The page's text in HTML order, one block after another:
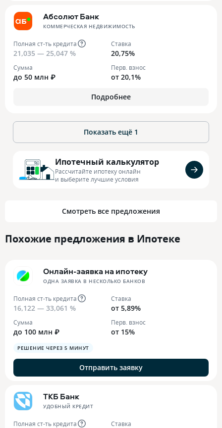
Абсолют Банк
КОММЕРЧЕСКАЯ НЕДВИЖИМОСТЬ
Полная ст-ть кредита
21,035 — 25,047 %
Ставка
20,75%
Сумма
до 50 млн ₽
Перв. взнос
от 20,1%
Подробнее
Показать ещё 1
Ипотечный калькулятор
Рассчитайте ипотеку онлайн
и выберите лучшие условия
Смотреть все предложения
Похожие предложения в Ипотеке
Онлайн-заявка на ипотеку
ОДНА ЗАЯВКА В НЕСКОЛЬКО БАНКОВ
Полная ст-ть кредита
16,122 — 33,061 %
Ставка
от 5,89%
Сумма
до 100 млн ₽
Перв. взнос
от 15%
РЕШЕНИЕ ЧЕРЕЗ 5 МИНУТ
Отправить заявку
ТКБ Банк
УДОБНЫЙ КРЕДИТ
Полная ст-ть кредита Ставка